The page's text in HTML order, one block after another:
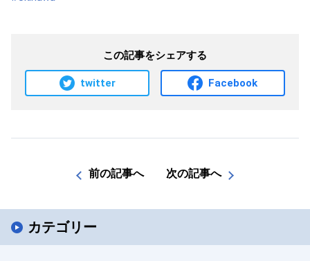
カテゴリー
この記事をシェアする
twitter Facebook
前の記事へ 次の記事へ